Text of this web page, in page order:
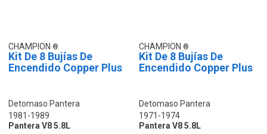
CHAMPION
Kit De 8 Bujías De
Encendido Copper Plus
Detomaso Pantera
1981-1989
Pantera V8 5.8L
CHAMPION
Kit De 8 Bujías De
Encendido Copper Plus
Detomaso Pantera
1971-1974
Pantera V8 5.8L